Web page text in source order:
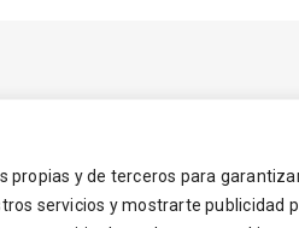
propias y de terceros para
servicios y mostrarte publicidad